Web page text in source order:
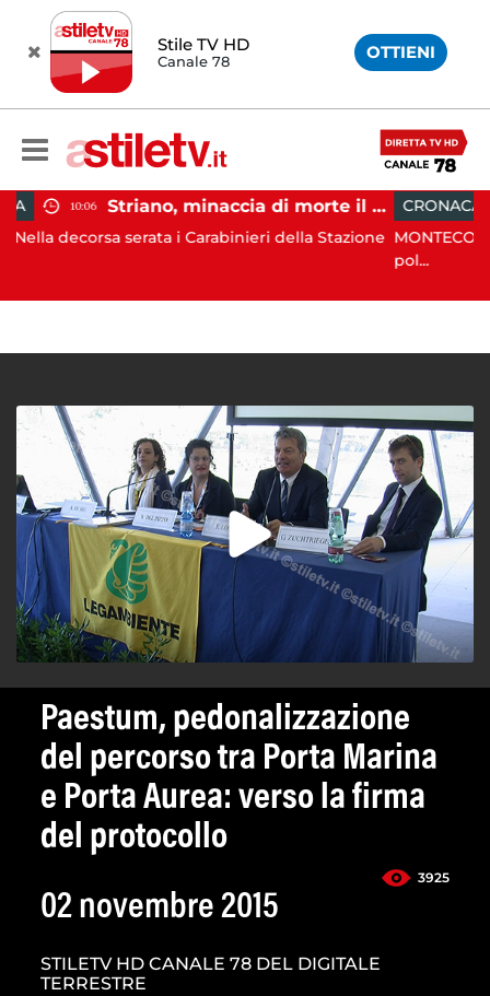
Stile TV HD
Canale 78 OTTIENI
Striano, minaccia di morte il sindaco: 67enne ai domiciliari
i Carabinieri della Stazione
CRONACA 06:17
MONTECORICE. Blitz
Paestum, pedonalizzazione
del percorso tra Porta Marina
e Porta Aurea: verso la firma
del protocollo
3925
02 novembre 2015
STILETV HD CANALE 78 DEL DIGITALE
TERRESTRE